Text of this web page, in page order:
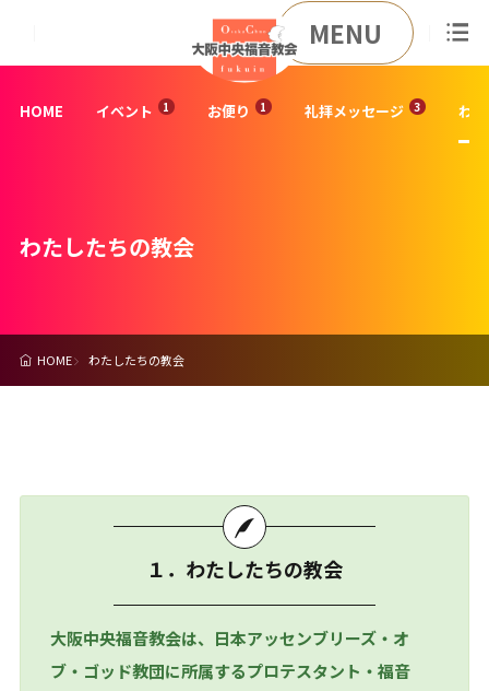
MENU
HOME イベント お便り 礼拝メッセージ わ
わたしたちの教会
HOME わたしたちの教会
１．わたしたちの教会
大阪中央福音教会は、日本アッセンブリーズ・オ
ブ・ゴッド教団に所属するプロテスタント・福音